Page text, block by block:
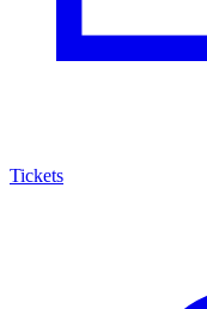
Tickets